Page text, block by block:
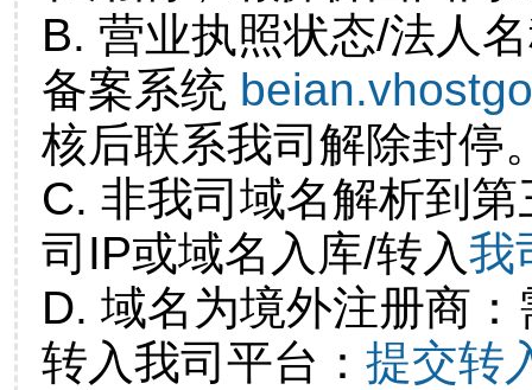
B. 营业执照状态/法人
备案系统
核后联系我司解除封停
C. 非我司域名解析到
司IP或域名入库/转入我
D. 域名为境外注册商
转入我司平台： 提交转